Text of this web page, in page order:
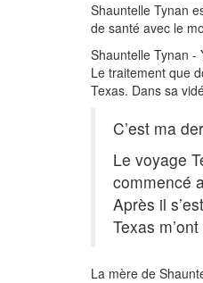
Shauntelle Tynan
de santé avec le
Shauntelle Tynan -
Le traitement que
Texas. Dans sa
C’est ma
Le voyage
commencé
Après il
Texas
La mère de